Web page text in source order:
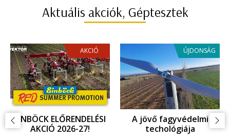
Aktuális akciók, Géptesztek
AKCIÓ
EINBÖCK ELŐRENDELÉSI
AKCIÓ 2026-27!
ÚJDONSÁG
A jövő fagyvédelmi
techológiája